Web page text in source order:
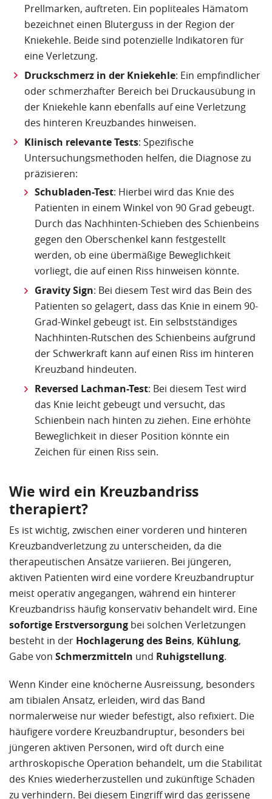
Prellmarken, auftreten. Ein popliteales Hämatom
bezeichnet einen Bluterguss in der Region der
Kniekehle. Beide sind potenzielle Indikatoren für
eine Verletzung.
Druckschmerz in der Kniekehle: Ein empfindlicher
oder schmerzhafter Bereich bei Druckausübung in
der Kniekehle kann ebenfalls auf eine Verletzung
des hinteren Kreuzbandes hinweisen.
Klinisch relevante Tests: Spezifische
Untersuchungsmethoden helfen, die Diagnose zu
präzisieren:
Schubladen-Test: Hierbei wird das Knie des
Patienten in einem Winkel von 90 Grad gebeugt.
Durch das Nachhinten-Schieben des Schienbeins
gegen den Oberschenkel kann festgestellt
werden, ob eine übermäßige Beweglichkeit
vorliegt, die auf einen Riss hinweisen könnte.
Gravity Sign: Bei diesem Test wird das Bein des
Patienten so gelagert, dass das Knie in einem 90-
Grad-Winkel gebeugt ist. Ein selbstständiges
Nachhinten-Rutschen des Schienbeins aufgrund
der Schwerkraft kann auf einen Riss im hinteren
Kreuzband hindeuten.
Reversed Lachman-Test: Bei diesem Test wird
das Knie leicht gebeugt und versucht, das
Schienbein nach hinten zu ziehen. Eine erhöhte
Beweglichkeit in dieser Position könnte ein
Zeichen für einen Riss sein.
Wie wird ein Kreuzbandriss
therapiert?
Es ist wichtig, zwischen einer vorderen und hinteren
Kreuzbandverletzung zu unterscheiden, da die
therapeutischen Ansätze variieren. Bei jüngeren,
aktiven Patienten wird eine vordere Kreuzbandruptur
meist operativ angegangen, während ein hinterer
Kreuzbandriss häufig konservativ behandelt wird. Eine
sofortige Erstversorgung bei solchen Verletzungen
besteht in der Hochlagerung des Beins, Kühlung,
Gabe von Schmerzmitteln und Ruhigstellung.
Wenn Kinder eine knöcherne Ausreissung, besonders
am tibialen Ansatz, erleiden, wird das Band
normalerweise nur wieder befestigt, also refixiert. Die
häufigere vordere Kreuzbandruptur, besonders bei
jüngeren aktiven Personen, wird oft durch eine
arthroskopische Operation behandelt, um die Stabilität
des Knies wiederherzustellen und zukünftige Schäden
zu verhindern. Bei diesem Eingriff wird das gerissene